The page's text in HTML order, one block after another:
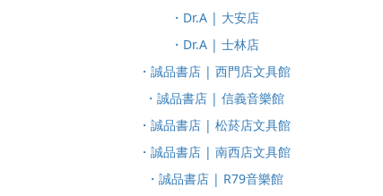
・Dr.A | 大安店
・Dr.A | 士林店
・誠品書店 | 西門店文具館
・誠品書店 | 信義音樂館
・誠品書店 | 松菸店文具館
・誠品書店 | 南西店文具館
・誠品書店 | R79音樂館